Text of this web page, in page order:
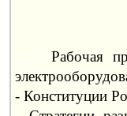
Рабочая
- Конституции